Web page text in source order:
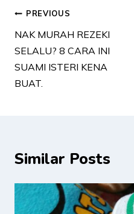
Post
navigation
PREVIOUS
NAK MURAH REZEKI
SELALU? 8 CARA INI
SUAMI ISTERI KENA
BUAT.
Similar Posts